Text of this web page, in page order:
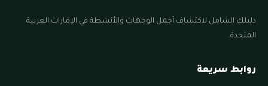
دليلك الشامل لاكتشاف أجمل الوجهات والأنشطة في الإمارات العربية
المتحدة.
روابط سريعة